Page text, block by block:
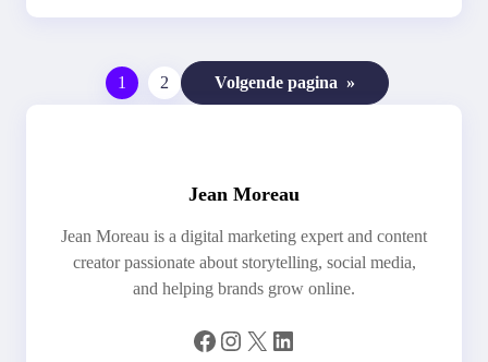
1 2 Volgende pagina »
Jean Moreau
Jean Moreau is a digital marketing expert and content
creator passionate about storytelling, social media,
and helping brands grow online.
Facebook Instagram X LinkedIn